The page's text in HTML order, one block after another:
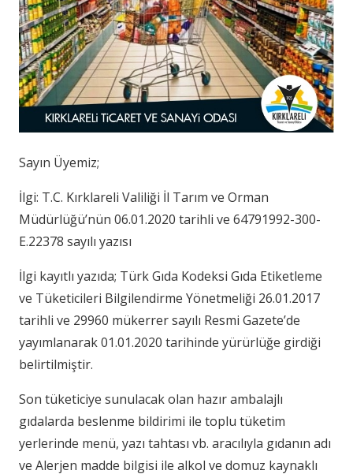
Sayın Üyemiz;
İlgi: T.C. Kırklareli Valiliği İl Tarım ve Orman
Müdürlüğü’nün 06.01.2020 tarihli ve 64791992-300-
E.22378 sayılı yazısı
İlgi kayıtlı yazıda; Türk Gıda Kodeksi Gıda Etiketleme
ve Tüketicileri Bilgilendirme Yönetmeliği 26.01.2017
tarihli ve 29960 mükerrer sayılı Resmi Gazete’de
yayımlanarak 01.01.2020 tarihinde yürürlüğe girdiği
belirtilmiştir.
Son tüketiciye sunulacak olan hazır ambalajlı
gıdalarda beslenme bildirimi ile toplu tüketim
yerlerinde menü, yazı tahtası vb. aracılıyla gıdanın adı
ve Alerjen madde bilgisi ile alkol ve domuz kaynaklı